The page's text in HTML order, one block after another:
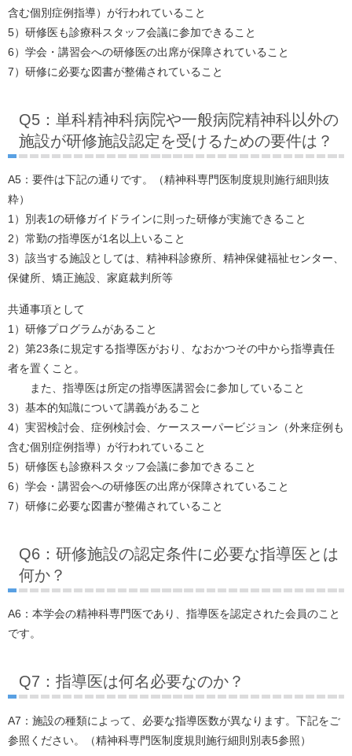
含む個別症例指導）が行われていること
5）研修医も診療科スタッフ会議に参加できること
6）学会・講習会への研修医の出席が保障されていること
7）研修に必要な図書が整備されていること
Q5：単科精神科病院や一般病院精神科以外の
施設が研修施設認定を受けるための要件は？
A5：要件は下記の通りです。（精神科専門医制度規則施行細則抜
粋）
1）別表1の研修ガイドラインに則った研修が実施できること
2）常勤の指導医が1名以上いること
3）該当する施設としては、精神科診療所、精神保健福祉センター、
保健所、矯正施設、家庭裁判所等
共通事項として
1）研修プログラムがあること
2）第23条に規定する指導医がおり、なおかつその中から指導責任
者を置くこと。
また、指導医は所定の指導医講習会に参加していること
3）基本的知識について講義があること
4）実習検討会、症例検討会、ケーススーパービジョン（外来症例も
含む個別症例指導）が行われていること
5）研修医も診療科スタッフ会議に参加できること
6）学会・講習会への研修医の出席が保障されていること
7）研修に必要な図書が整備されていること
Q6：研修施設の認定条件に必要な指導医とは
何か？
A6：本学会の精神科専門医であり、指導医を認定された会員のこと
です。
Q7：指導医は何名必要なのか？
A7：施設の種類によって、必要な指導医数が異なります。下記をご
参照ください。（精神科専門医制度規則施行細則別表5参照）